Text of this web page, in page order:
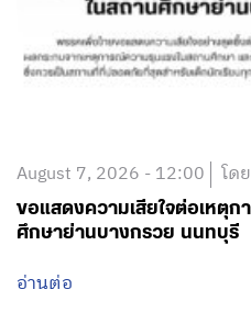
August 7, 2026 - 12:00 โด
ขอแสดงความเสียใจต่อเหตุ
ศึกษาย่านบางกรวย นนทบุรี
อ่านต่อ